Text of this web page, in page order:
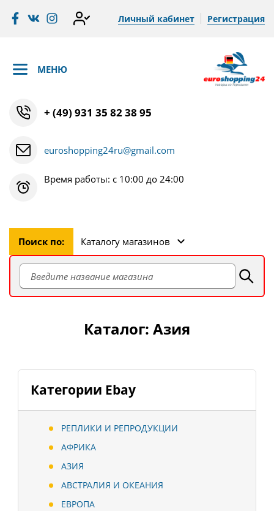
Личный кабинет Регистрация
МЕНЮ
+ (49) 931 35 82 38 95
euroshopping24ru@gmail.com
Время работы: с 10:00 до 24:00
Поиск по: Каталогу магазинов
Категории Ebay
РЕПЛИКИ И РЕПРОДУКЦИИ
АФРИКА
АЗИЯ
АВСТРАЛИЯ И ОКЕАНИЯ
ЕВРОПА
Каталог: Азия